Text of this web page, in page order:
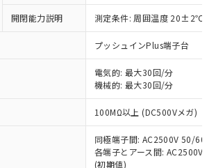
開閉能力説明 測定条件: 周囲温度 20±2℃、
プッシュインPlus端子台
電気的: 最大30回/分
機械的: 最大30回/分
100MΩ以上 (DC500Vメガ)
同極端子間: AC2500V 50/
各端子とアース間: AC2500V
(初期値)
件をお読みいただき、同意のうえ
さい。
ービスは、当社制御機器事業取扱
の当社在庫状況および標準価格
制御機器事業取扱商品の中には、
ービスの対象外となる商品もある
をご了承ください。
なし：EU RoHS指令（10物質）の
非対応の商品で、対応品を出す予
せん。
認中：EU RoHS指令（10物質）の
応状況を調査中または確認中の
：ライセンス料など無形物で、有
と関係のない商品です。
が、含有品と判明した場合などや
変更することがあります。
表
最大均質材料含有率が中国RoHSの
であることを示します。
最大均質材料含有率が中国RoHSの
超えていることを示します。
未確認です。当社販売部門へお問
は、これら貴社製品のうち、外国
および外国貿易法に定める商品